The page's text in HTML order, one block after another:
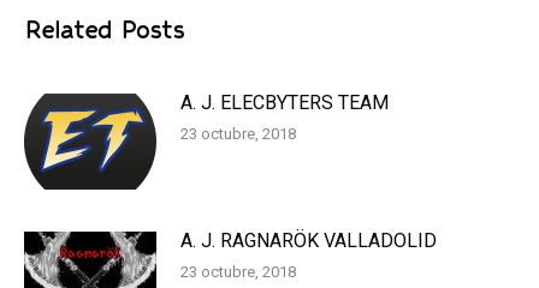
Related Posts
A. J. ELECBYTERS TEAM
23 octubre, 2018
A. J. RAGNARÖK VALLADOLID
23 octubre, 2018